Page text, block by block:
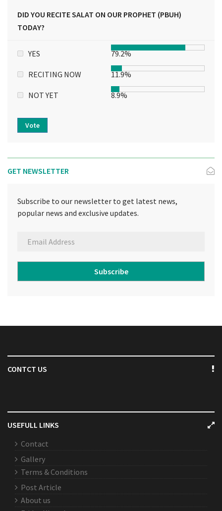
DID YOU RECITE SALAT ON OUR PROPHET (PBUH)
TODAY?
YES 79.2%
RECITING NOW 11.9%
NOT YET 8.9%
Vote
GET NEWSLETTER
Subscribe to our newsletter to get latest news,
popular news and exclusive updates.
Subscribe
CONTCT US
USEFULL LINKS
Contact
Gallery
Terms & Conditions
Post Article
About us